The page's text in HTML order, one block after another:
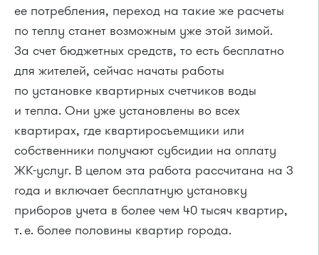
ее потребления, переход на такие же расчеты
по теплу станет возможным уже этой зимой.
За счет бюджетных средств, то есть бесплатно
для жителей, сейчас начаты работы
по установке квартирных счетчиков воды
и тепла. Они уже установлены во всех
квартирах, где квартиросъемщики или
собственники получают субсидии на оплату
ЖК-услуг. В целом эта работа рассчитана на 3
года и включает бесплатную установку
приборов учета в более чем 40 тысяч квартир,
т. е. более половины квартир города.